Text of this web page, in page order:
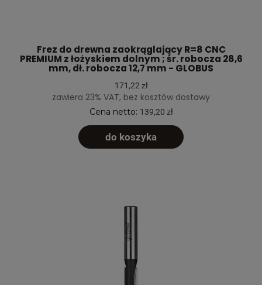
Frez do drewna zaokrąglający R=8 CNC
PREMIUM z łożyskiem dolnym ; śr. robocza 28,6
mm, dł. robocza 12,7 mm - GLOBUS
171,22 zł
zawiera 23% VAT, bez kosztów dostawy
Cena netto: 139,20 zł
do koszyka